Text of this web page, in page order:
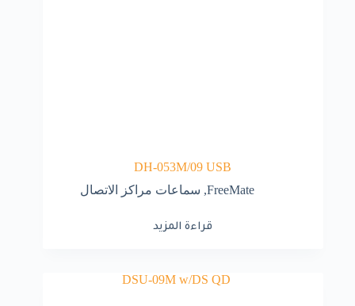
DH-053M/09 USB
FreeMate
, سماعات مراكز الاتصال
قراءة المزيد